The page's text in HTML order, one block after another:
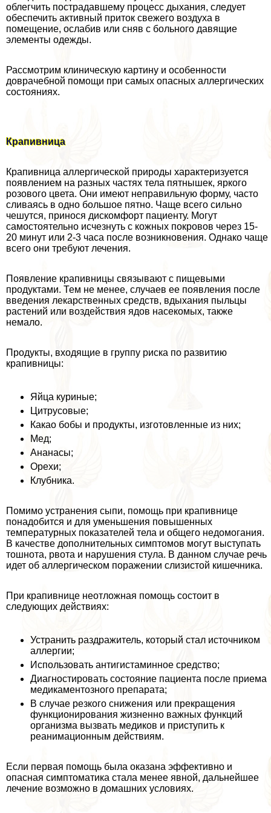
облегчить пострадавшему процесс дыхания, следует
обеспечить активный приток свежего воздуха в
помещение, ослабив или сняв с больного давящие
элементы одежды.
Рассмотрим клиническую картину и особенности
доврачебной помощи при самых опасных аллергических
состояниях.
Крапивница
Крапивница аллергической природы хаpaктеризуется
появлением на разных частях тела пятнышек, яркого
розового цвета. Они имеют неправильную форму, часто
сливаясь в одно большое пятно. Чаще всего сильно
чешутся, принося дискомфорт пациенту. Могут
самостоятельно исчезнуть с кожных покровов через 15-
20 минут или 2-3 часа после возникновения. Однако чаще
всего они требуют лечения.
Появление крапивницы связывают с пищевыми
продуктами. Тем не менее, случаев ее появления после
введения лекарственных средств, вдыхания пыльцы
растений или воздействия ядов насекомых, также
немало.
Продукты, входящие в группу риска по развитию
крапивницы:
Яйца куриные;
Цитрусовые;
Какао бобы и продукты, изготовленные из них;
Мед;
Ананасы;
Орехи;
Клубника.
Помимо устранения сыпи, помощь при крапивнице
понадобится и для уменьшения повышенных
температурных показателей тела и общего недомогания.
В качестве дополнительных симптомов могут выступать
тошнота, рвота и нарушения стула. В данном случае речь
идет об аллергическом поражении слизистой кишечника.
При крапивнице неотложная помощь состоит в
следующих действиях:
Устранить раздражитель, который стал источником
аллергии;
Использовать антигистаминное средство;
Диагностировать состояние пациента после приема
медикаментозного препарата;
В случае резкого снижения или прекращения
функционирования жизненно важных функций
организма вызвать медиков и приступить к
реанимационным действиям.
Если первая помощь была оказана эффективно и
опасная симптоматика стала менее явной, дальнейшее
лечение возможно в домашних условиях.